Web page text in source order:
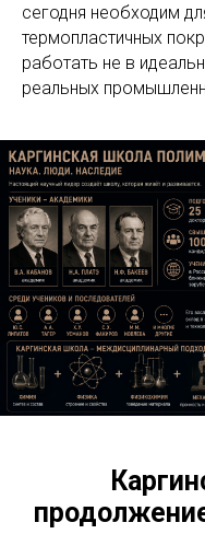
сегодня необходим
термопластичных
работать не в
реальных